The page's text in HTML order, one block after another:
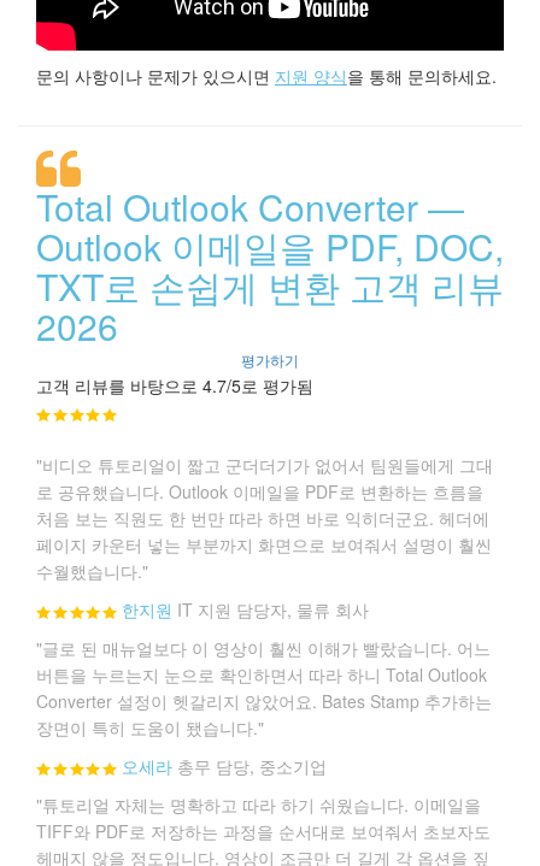
문의 사항이나 문제가 있으시면 지원 양식을 통해 문의하세요.
Total Outlook Converter —
Outlook 이메일을 PDF, DOC,
TXT로 손쉽게 변환 고객 리뷰
2026
평가하기
고객 리뷰를 바탕으로 4.7/5로 평가됨
"비디오 튜토리얼이 짧고 군더더기가 없어서 팀원들에게 그대
로 공유했습니다. Outlook 이메일을 PDF로 변환하는 흐름을
처음 보는 직원도 한 번만 따라 하면 바로 익히더군요. 헤더에
페이지 카운터 넣는 부분까지 화면으로 보여줘서 설명이 훨씬
수월했습니다."
한지원 IT 지원 담당자, 물류 회사
"글로 된 매뉴얼보다 이 영상이 훨씬 이해가 빨랐습니다. 어느
버튼을 누르는지 눈으로 확인하면서 따라 하니 Total Outlook
Converter 설정이 헷갈리지 않았어요. Bates Stamp 추가하는
장면이 특히 도움이 됐습니다."
오세라 총무 담당, 중소기업
"튜토리얼 자체는 명확하고 따라 하기 쉬웠습니다. 이메일을
TIFF와 PDF로 저장하는 과정을 순서대로 보여줘서 초보자도
헤매지 않을 정도입니다. 영상이 조금만 더 길게 각 옵션을 짚